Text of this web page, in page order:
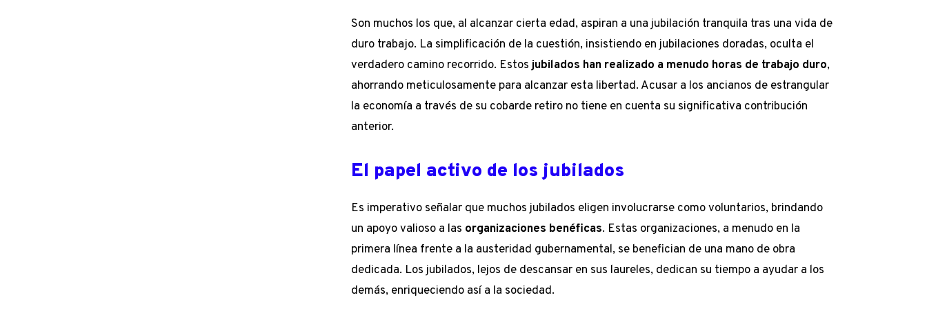
Son muchos los que, al alcanzar cierta edad, aspiran a una jubilación tranquila tras una vida de
duro trabajo. La simplificación de la cuestión, insistiendo en jubilaciones doradas, oculta el
verdadero camino recorrido. Estosjubilados han realizado a menudo horas de trabajo duro,
ahorrando meticulosamente para alcanzar esta libertad. Acusar a los ancianos de estrangular
la economía a través de su cobarde retiro no tiene en cuenta su significativa contribución
anterior.
El papel activo de los jubilados
Es imperativo señalar que muchos jubilados eligen involucrarse como voluntarios, brindando
un apoyo valioso a las organizaciones benéficas. Estas organizaciones, a menudo en la
primera línea frente a la austeridad gubernamental, se benefician de una mano de obra
dedicada. Los jubilados, lejos de descansar en sus laureles, dedican su tiempo a ayudar a los
demás, enriqueciendo así a la sociedad.